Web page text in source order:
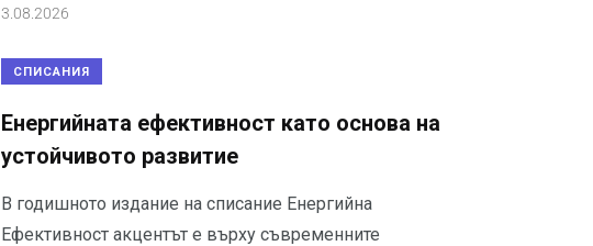
3.08.2026
СПИСАНИЯ
Енергийната ефективност като основа на
устойчивото развитие
В годишното издание на списание Енергийна
Ефективност акцентът е върху съвременните